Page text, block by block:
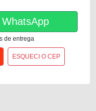
de entrega
ESQUECI O CEP